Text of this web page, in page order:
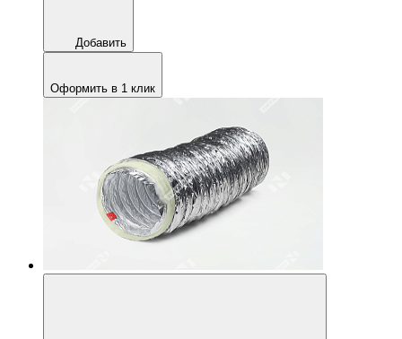
Добавить
Оформить в 1 клик